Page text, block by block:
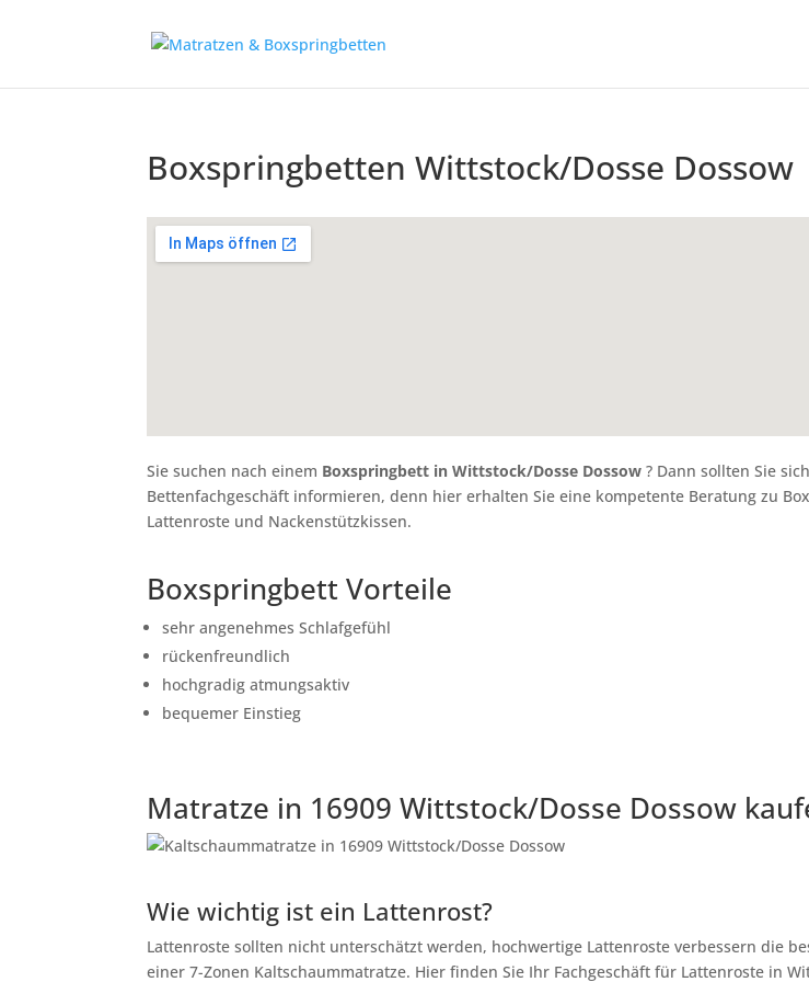
Boxspringbetten Wittstock/Dosse Dossow
Sie suchen nach einem Boxspringbett in Wittstock/Dosse Dossow ? Dann sollten Sie
Bettenfachgeschäft informieren, denn hier erhalten Sie eine kompetente Beratung zu
Lattenroste und Nackenstützkissen.
Boxspringbett Vorteile
sehr angenehmes Schlafgefühl
rückenfreundlich
hochgradig atmungsaktiv
bequemer Einstieg
Matratze in 16909 Wittstock/Dosse Dossow
Wie wichtig ist ein Lattenrost?
Lattenroste sollten nicht unterschätzt werden, hochwertige Lattenroste verbessern die
einer 7-Zonen Kaltschaummatratze. Hier finden Sie Ihr Fachgeschäft für Lattenroste in